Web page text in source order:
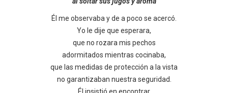
Él me observaba y de a poco se acercó.
Yo le dije que esperara,
que no rozara mis pechos
adormitados mientras cocinaba,
que las medidas de protección a la vista
no garantizaban nuestra seguridad.